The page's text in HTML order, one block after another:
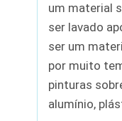
um material
ser lavado
ser um
por muito
pinturas
alumínio,